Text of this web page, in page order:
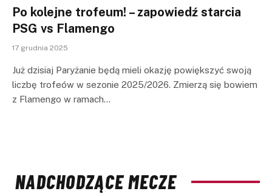
Po kolejne trofeum! – zapowiedź starcia
PSG vs Flamengo
17 grudnia 2025
Już dzisiaj Paryżanie będą mieli okazję powiększyć swoją
liczbę trofeów w sezonie 2025/2026. Zmierzą się bowiem
z Flamengo w ramach…
NADCHODZĄCE MECZE